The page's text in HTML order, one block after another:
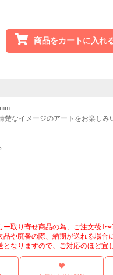
商品をカートに入れ
楚なイメージのアートをお楽しみ
取り寄せ商品の為、ご注文後1
品や廃番の際、納期が送れる場合
なりますので、ご対応のほど宜